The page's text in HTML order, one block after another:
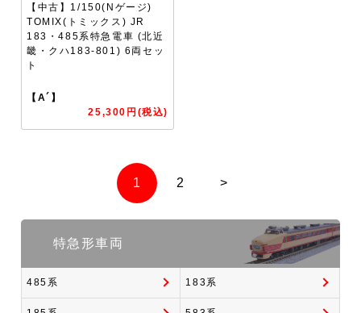
【中古】1/150(Nゲージ)
TOMIX(トミックス) JR
183・485系特急電車 (北近
畿・クハ183-801) 6両セッ
ト
【A´】
25,300円(税込)
1 2 >
特急形車両
485系 183系